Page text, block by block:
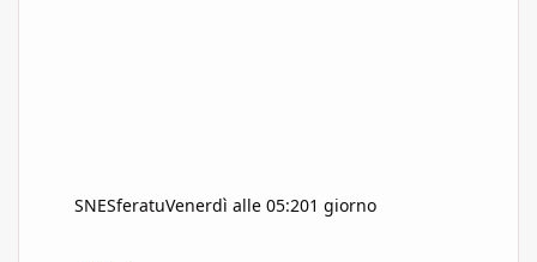
SNESferatuVenerdì alle 05:201 giorno